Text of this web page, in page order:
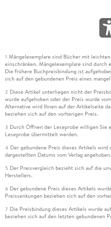
1 Mängelexemplare sind Bücher mit
einschränken. Mängelexemplare sind durch
Die frühere Buchpreisbindung ist
sich auf den gebundenen Preis eines
2 Diese Artikel unterliegen nicht der
wurde aufgehoben oder der Preis wurde
Alternative wird Ihnen auf der Artikelseite
beziehen sich auf den vorherigen Preis.
3 Durch Öffnen der Leseprobe willigen Sie
Leseprobe übermittelt werden.
4 Der gebundene Preis dieses Artikels
dargestellten Datums vom Verlag angehoben.
5 Der Preisvergleich bezieht sich auf die
Herstellers.
6 Der gebundene Preis dieses Artikels
Preissenkungen beziehen sich auf den
7 Die Preisbindung dieses Artikels wurde
beziehen sich auf den letzten gebundenen